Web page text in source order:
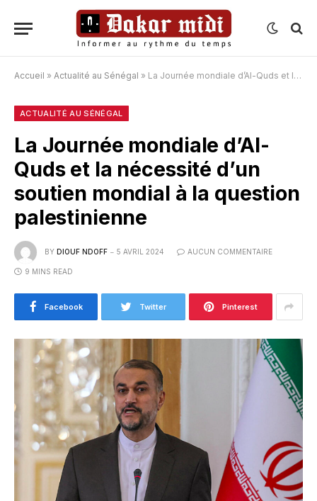
Accueil » Actualité au Sénégal » La Journée mondiale d’Al-Quds et la nécessité d’un soutien mondial à la question palestinienne
ACTUALITÉ AU SÉNÉGAL
La Journée mondiale d’Al-
Quds et la nécessité d’un
soutien mondial à la question
palestinienne
BY DIOUF NDOFF 5 AVRIL 2024 AUCUN COMMENTAIRE
9 MINS READ
Facebook Twitter Pinterest